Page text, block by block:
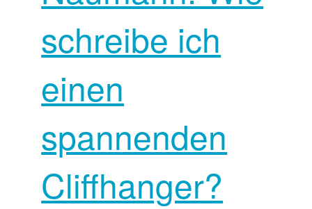
schreibe ich
einen
spannenden
Cliffhanger?